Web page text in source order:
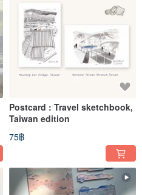
Postcard : Travel sketchbook,
Taiwan edition
75฿